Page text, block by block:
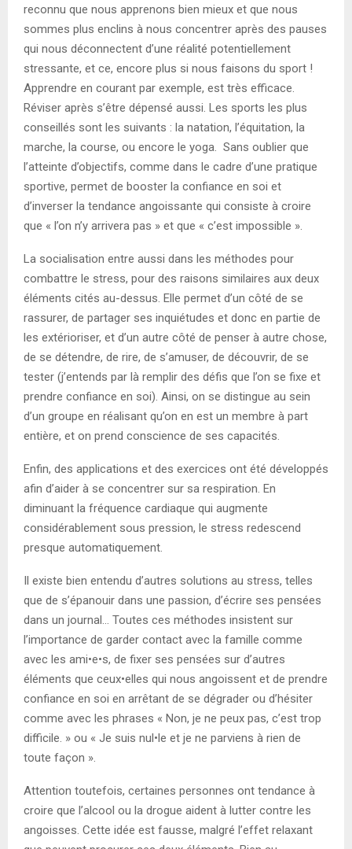
reconnu que nous apprenons bien mieux et que nous
sommes plus enclins à nous concentrer après des pauses
qui nous déconnectent d’une réalité potentiellement
stressante, et ce, encore plus si nous faisons du sport !
Apprendre en courant par exemple, est très efficace.
Réviser après s’être dépensé aussi. Les sports les plus
conseillés sont les suivants : la natation, l’équitation, la
marche, la course, ou encore le yoga. Sans oublier que
l’atteinte d’objectifs, comme dans le cadre d’une pratique
sportive, permet de booster la confiance en soi et
d’inverser la tendance angoissante qui consiste à croire
que « l’on n’y arrivera pas » et que « c’est impossible ».
La socialisation entre aussi dans les méthodes pour
combattre le stress, pour des raisons similaires aux deux
éléments cités au-dessus. Elle permet d’un côté de se
rassurer, de partager ses inquiétudes et donc en partie de
les extérioriser, et d’un autre côté de penser à autre chose,
de se détendre, de rire, de s’amuser, de découvrir, de se
tester (j’entends par là remplir des défis que l’on se fixe et
prendre confiance en soi). Ainsi, on se distingue au sein
d’un groupe en réalisant qu’on en est un membre à part
entière, et on prend conscience de ses capacités.
Enfin, des applications et des exercices ont été développés
afin d’aider à se concentrer sur sa respiration. En
diminuant la fréquence cardiaque qui augmente
considérablement sous pression, le stress redescend
presque automatiquement.
Il existe bien entendu d’autres solutions au stress, telles
que de s’épanouir dans une passion, d’écrire ses pensées
dans un journal… Toutes ces méthodes insistent sur
l’importance de garder contact avec la famille comme
avec les ami•e•s, de fixer ses pensées sur d’autres
éléments que ceux•elles qui nous angoissent et de prendre
confiance en soi en arrêtant de se dégrader ou d’hésiter
comme avec les phrases « Non, je ne peux pas, c’est trop
difficile. » ou « Je suis nul•le et je ne parviens à rien de
toute façon ».
Attention toutefois, certaines personnes ont tendance à
croire que l’alcool ou la drogue aident à lutter contre les
angoisses. Cette idée est fausse, malgré l’effet relaxant